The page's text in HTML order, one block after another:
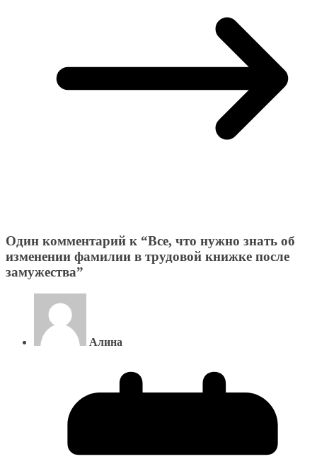
Один комментарий к “Все, что нужно знать об
изменении фамилии в трудовой книжке после
замужества”
Алина